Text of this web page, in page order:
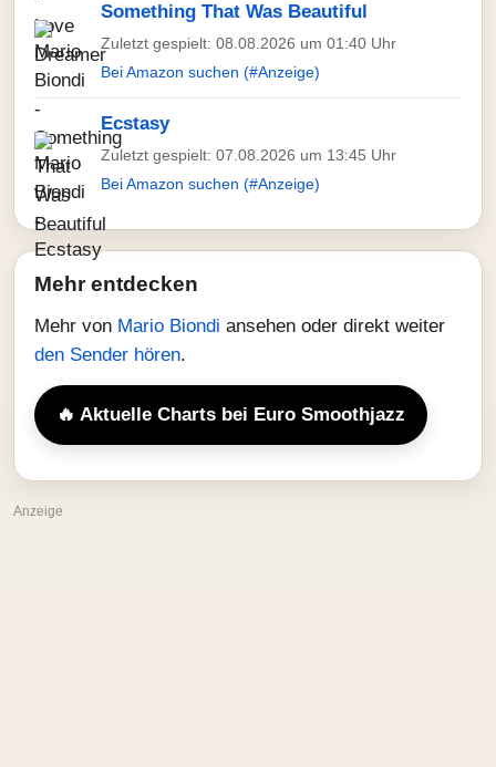
Something That Was Beautiful
Zuletzt gespielt: 08.08.2026 um 01:40 Uhr
Bei Amazon suchen (#Anzeige)
Ecstasy
Zuletzt gespielt: 07.08.2026 um 13:45 Uhr
Bei Amazon suchen (#Anzeige)
Mehr entdecken
Mehr von Mario Biondi ansehen oder direkt weiter
den Sender hören.
🔥 Aktuelle Charts bei Euro Smoothjazz
Anzeige